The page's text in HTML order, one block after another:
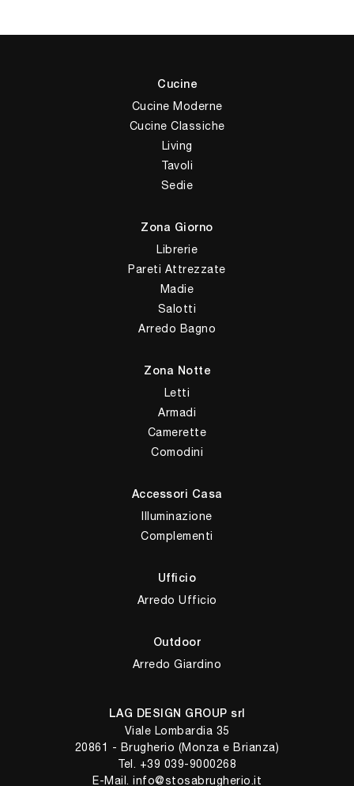
Cucine
Cucine Moderne
Cucine Classiche
Living
Tavoli
Sedie
Zona Giorno
Librerie
Pareti Attrezzate
Madie
Salotti
Arredo Bagno
Zona Notte
Letti
Armadi
Camerette
Comodini
Accessori Casa
Illuminazione
Complementi
Ufficio
Arredo Ufficio
Outdoor
Arredo Giardino
LAG DESIGN GROUP srl
Viale Lombardia 35
20861 - Brugherio (Monza e Brianza)
Tel. +39 039-9000268
E-Mail. info@stosabrugherio.it